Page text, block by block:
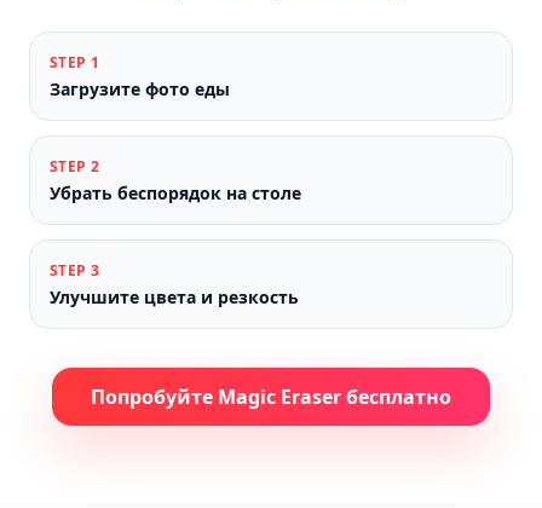
STEP 1
Загрузите фото еды
STEP 2
Убрать беспорядок на столе
STEP 3
Улучшите цвета и резкость
Попробуйте Magic Eraser бесплатно